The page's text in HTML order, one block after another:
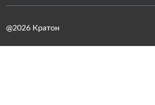
@2026 Кратон